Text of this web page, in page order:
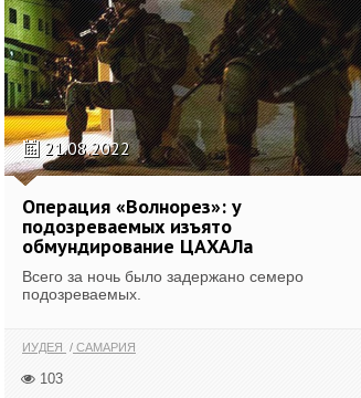
21.08.2022
Операция «Волнорез»: у
подозреваемых изъято
обмундирование ЦАХАЛа
Всего за ночь было задержано семеро
подозреваемых.
ИУДЕЯ САМАРИЯ
103